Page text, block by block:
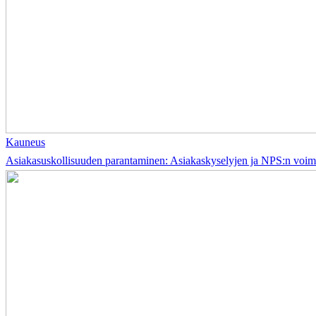
Kauneus
Asiakasuskollisuuden parantaminen: Asiakaskyselyjen ja NPS:n